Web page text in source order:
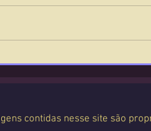
contidas nesse site são